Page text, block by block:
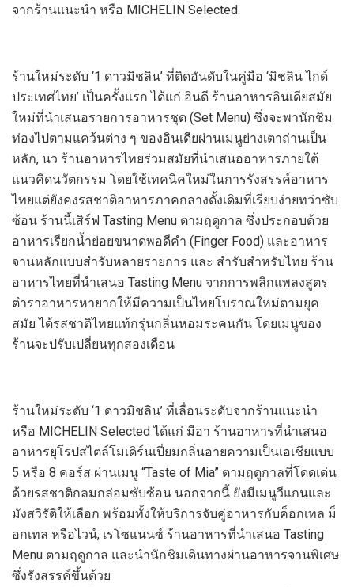
จากร้านแนะน ำ หรือ MICHELIN Selected
ร้านใหม่ระดับ ‘1 ดาวมิชลิน’ ที่ติดอันดับในคู่มือ ‘มิชลิน ไกด์
ประเทศไทย’ เป็นครั้งแรก ได้แก่ อินดี ร้านอาหารอินเดียสมัย
ใหม่ที่นำเสนอรายการอาหารชุด (Set Menu) ซึ่งจะพานักชิม
ท่องไปตามแคว้นต่าง ๆ ของอินเดียผ่านเมนูย่างเตาถ่านเป็น
หลัก, นว ร้านอาหารไทยร่วมสมัยที่นำเสนออาหารภายใต้
แนวคิดนวัตกรรม โดยใช้เทคนิคใหม่ในการรังสรรค์อาหาร
ไทยแต่ยังคงรสชาติอาหารภาคกลางดั้งเดิมที่เรียบง่ายทว่าซับ
ซ้อน ร้านนี้เสิร์ฟ Tasting Menu ตามฤดูกาล ซึ่งประกอบด้วย
อาหารเรียกน้ำย่อยขนาดพอดีคำ (Finger Food) และอาหาร
จานหลักแบบสำรับหลายรายการ และ สำรับสำหรับไทย ร้าน
อาหารไทยที่นำเสนอ Tasting Menu จากการพลิกแพลงสูตร
ตำราอาหารหายากให้มีความเป็นไทยโบราณใหม่ตามยุค
สมัยได้รสชาติไทยแท้กรุ่นกลิ่นหอมระคนกัน โดยเมนูของ
ร้านจะปรับเปลี่ยนทุกสองเดือน
ร้านใหม่ระดับ ‘1 ดาวมิชลิน’ ที่เลื่อนระดับจากร้านแนะน
หรือ MICHELIN Selected ได้แก่ มีอา ร้านอาหารที่นำเสนอ
อาหารยุโรปสไตล์โมเดิร์นเปี่ยมกลิ่นอายความเป็นเอเชียแบบ
5 หรือ 8 คอร์ส ผ่านเมนู “Taste of Mia” ตามฤดูกาลที่โดดเด่น
ด้วยรสชาติกลมกล่อมซับซ้อน นอกจากนี้ ยังมีเมนูวีแกนและ
มังสวิรัติให้เลือก พร้อมทั้งให้บริการจับคู่อาหารกับค็อกเทล ม็
อกเทล หรือไวน์, เรโซแนนซ์ ร้านอาหารที่นำเสนอ Tasting
Menu ตามฤดูกาล และนำนักชิมเดินทางผ่านอาหารจานพิเศษ
ซึ่งรังสรรค์ขึ้นด้วย